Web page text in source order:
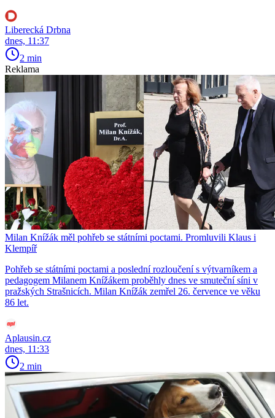
Liberecká Drbna
dnes, 11:37
2 min
Reklama
Milan Knížák měl pohřeb se státními poctami. Promluvili Klaus i
Klempíř
Pohřeb se státními poctami a poslední rozloučení s výtvarníkem a
pedagogem Milanem Knížákem proběhly dnes ve smuteční síni v
pražských Strašnicích. Milan Knížák zemřel 26. července ve věku
86 let.
Aplausin.cz
dnes, 11:33
2 min